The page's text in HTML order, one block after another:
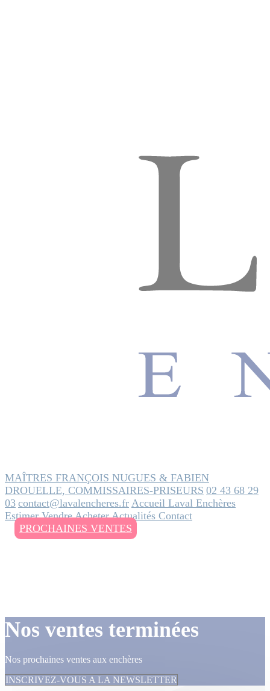
MAÎTRES FRANÇOIS NUGUES & FABIEN
DROUELLE, COMMISSAIRES-PRISEURS 02 43 68 29
03 contact@lavalencheres.fr Accueil Laval Enchères
EstimerVendreAcheterActualités Contact
PROCHAINES VENTES
Nos ventes terminées
Nos prochaines ventes aux enchères
INSCRIVEZ-VOUS A LA NEWSLETTER